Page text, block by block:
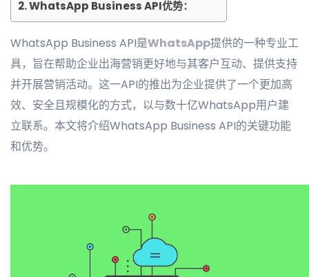
WhatsApp Business API优势：
WhatsApp Business API是WhatsApp提供的一种专业工
具，旨在帮助企业出海营销更好地与其客户互动、提供支持
并开展营销活动。这一API的推出为企业提供了一个更加高
效、安全且规模化的方式，以与数十亿WhatsApp用户建
立联系。本文将介绍WhatsApp Business API的关键功能
和优势。